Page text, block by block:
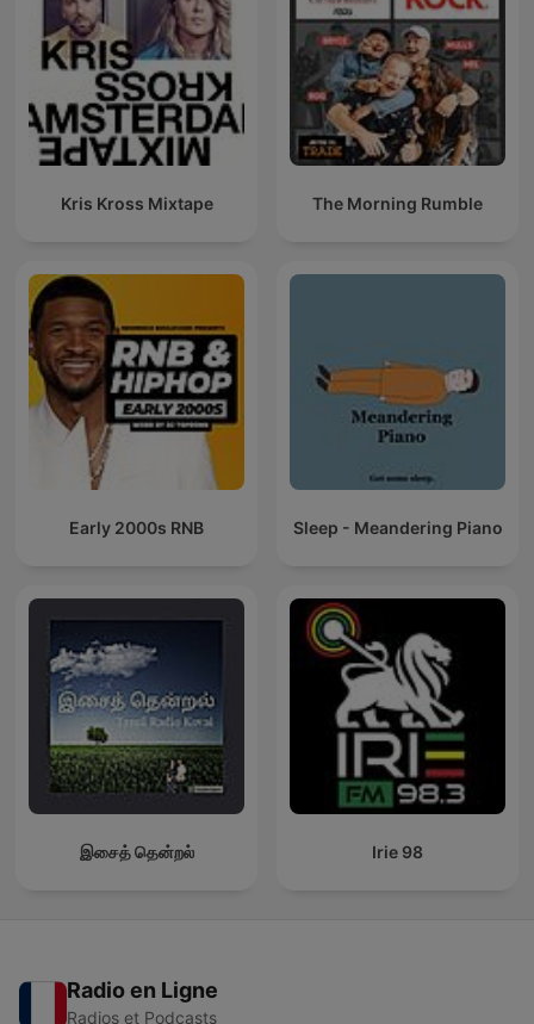
Kris Kross Mixtape The Morning Rumble
Early 2000s RNB Sleep - Meandering Piano
இசைத் தென்றல் Irie 98
Radio en Ligne
Radios et Podcasts